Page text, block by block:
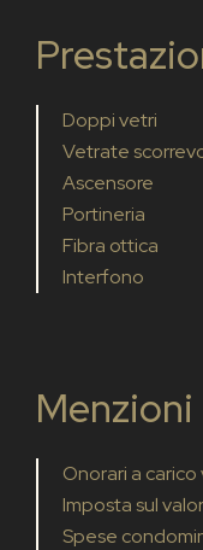
Doppi vetri
Vetrate
Ascensore
Portineria
Fibra ottica
Interfono
Menzioni
Onorari a
Imposta sul
Spese